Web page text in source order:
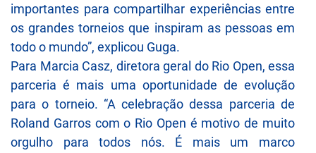
importantes para compartilhar experiências entre
os grandes torneios que inspiram as pessoas em
todo o mundo”, explicou Guga.
Para Marcia Casz, diretora geral do Rio Open, essa
parceria é mais uma oportunidade de evolução
para o torneio. “A celebração dessa parceria de
Roland Garros com o Rio Open é motivo de muito
orgulho para todos nós. É mais um marco